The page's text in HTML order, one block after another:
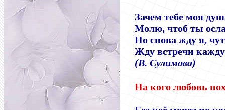
Зачем тебе моя
Молю, чтоб ты
Но снова жду я,
Жду встречи
(В. Сулимова)
На кого любовь